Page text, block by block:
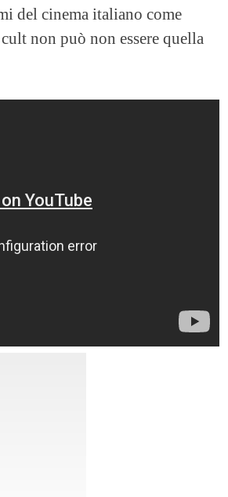
del cinema italiano come
non può non essere quella